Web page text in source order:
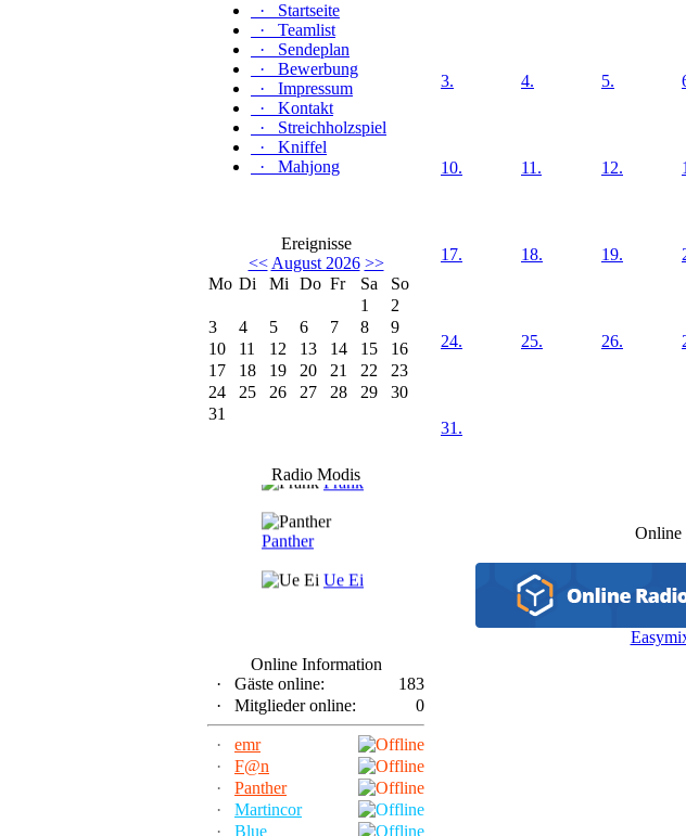
·
Startseite
·
Teamlist
·
Sendeplan
·
Bewerbung
·
Impressum
·
Kontakt
·
Streichholzspiel
·
Kniffel
·
Mahjong
Ereignisse
<< August 2026 >>
Mo Di Mi Do Fr Sa
So
1
2
3
4 5 6 7 8
9
10
11 12 13 14 15
16
17
18 19 20 21 22
23
24
25 26 27 28 29
30
31
Radio Modis
Frank
Panther
Ue Ei
Online Information
·
Gäste online:
183
·
Mitglieder online: 0
·
emr
·
F@n
·
Panther
·
Martincor
·
Blue
3. 4. 5.
10. 11. 12.
17. 18. 19.
24. 25. 26.
31.
Online